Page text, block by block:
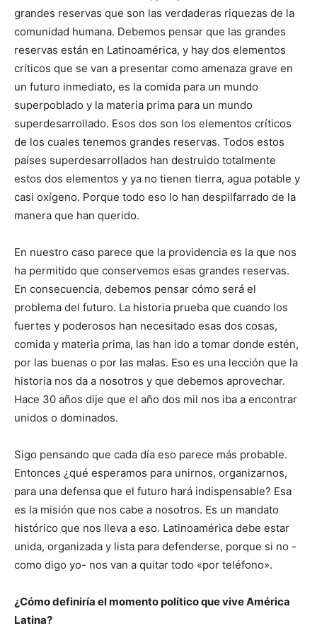
grandes reservas que son las verdaderas riquezas de la
comunidad humana. Debemos pensar que las grandes
reservas están en Latinoamérica, y hay dos elementos
críticos que se van a presentar como amenaza grave en
un futuro inmediato, es la comida para un mundo
superpoblado y la materia prima para un mundo
superdesarrollado. Esos dos son los elementos críticos
de los cuales tenemos grandes reservas. Todos estos
países superdesarrollados han destruido totalmente
estos dos elementos y ya no tienen tierra, agua potable y
casi oxígeno. Porque todo eso lo han despilfarrado de la
manera que han querido.
En nuestro caso parece que la providencia es la que nos
ha permitido que conservemos esas grandes reservas.
En consecuencia, debemos pensar cómo será el
problema del futuro. La historia prueba que cuando los
fuertes y poderosos han necesitado esas dos cosas,
comida y materia prima, las han ido a tomar donde estén,
por las buenas o por las malas. Eso es una lección que la
historia nos da a nosotros y que debemos aprovechar.
Hace 30 años dije que el año dos mil nos iba a encontrar
unidos o dominados.
Sigo pensando que cada día eso parece más probable.
Entonces ¿qué esperamos para unirnos, organizarnos,
para una defensa que el futuro hará indispensable? Esa
es la misión que nos cabe a nosotros. Es un mandato
histórico que nos lleva a eso. Latinoamérica debe estar
unida, organizada y lista para defenderse, porque si no -
como digo yo- nos van a quitar todo «por teléfono».
¿Cómo definiría el momento político que vive América
Latina?